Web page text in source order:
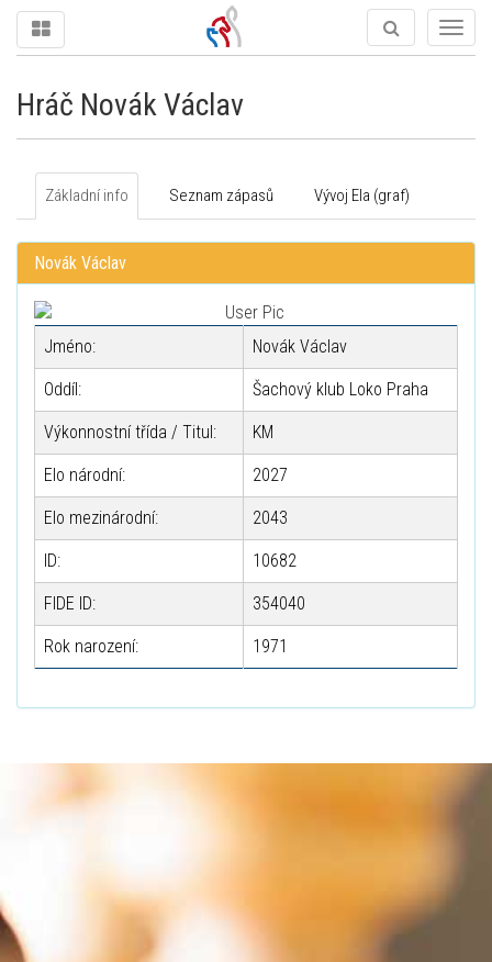
Hráč Novák Václav
Základní info Seznam zápasů Vývoj Ela (graf)
Novák Václav
Jméno: Novák Václav
Oddíl: Šachový klub Loko Praha
Výkonnostní třída / Titul: KM
Elo národní: 2027
Elo mezinárodní: 2043
ID: 10682
FIDE ID: 354040
Rok narození: 1971